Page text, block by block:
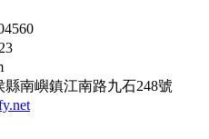
南嶼鎮江南路九石248號